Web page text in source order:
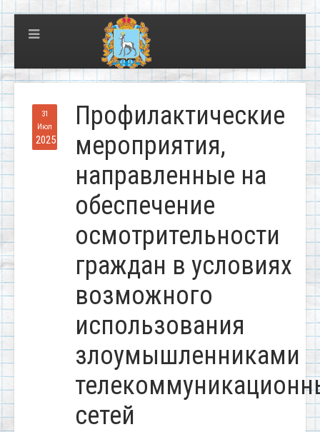
31
Июл
2025
Профилактические
мероприятия,
направленные на
обеспечение
осмотрительности
граждан в условиях
возможного
использования
злоумышленниками
сетей